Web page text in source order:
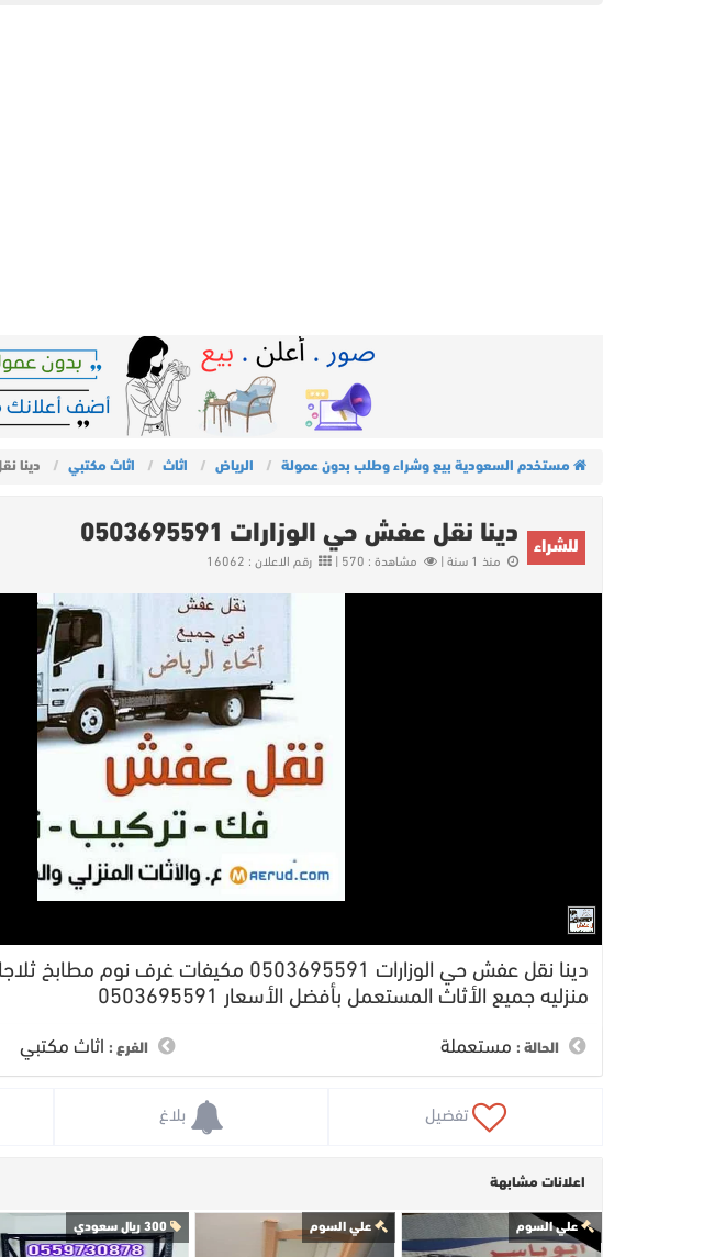
مستخدم السعودية بيع وشراء وطلب بدون عمولة الرياض اثاث اثاث مكتبي دينا نقل
للشراء دينا نقل عفش حي الوزارات 0503695591
منذ 1 سنة | مشاهدة : 570 | رقم الاعلان : 16062
دينا نقل عفش حي الوزارات 0503695591 مكيفات
منزليه جميع الأثاث المستعمل بأفضل الأسعار 0503695591
الحالة : مستعملة الفرع : اثاث مكتبي
اعلانات مشابهة
علي السوم علي السوم 300 ريال سعودي